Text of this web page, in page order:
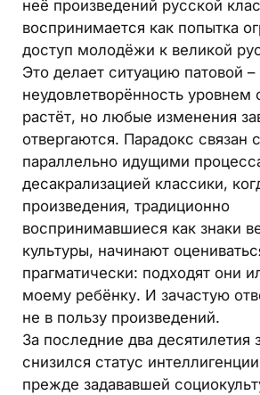
неё произведений русской
воспринимается как попытка
доступ молодёжи к великой
Это делает ситуацию патовой –
неудовлетворённость уровнем
растёт, но любые изменения
отвергаются. Парадокс связан
параллельно идущими
десакрализацией классики,
произведения, традиционно
воспринимавшиеся как знаки
культуры, начинают
прагматически: подходят они
моему ребёнку. И зачастую
не в пользу произведений.
За последние два десятилетия
снизился статус
прежде задававшей